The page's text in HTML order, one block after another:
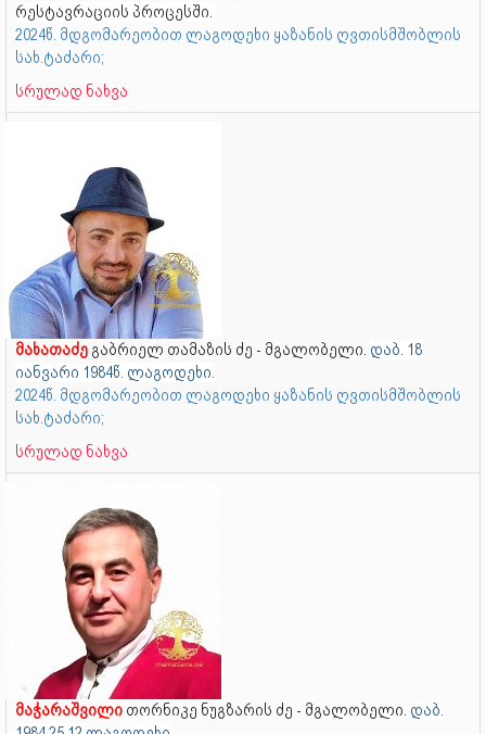
რესტავრაციის პროცესში.
2024წ. მდგომარეობით ლაგოდეხი ყაზანის ღვთისმშობლის
სახ.ტაძარი;
სრულად ნახვა
მახათაძე გაბრიელ თამაზის ძე - მგალობელი. დაბ. 18
იანვარი 1984წ. ლაგოდეხი.
2024წ. მდგომარეობით ლაგოდეხი ყაზანის ღვთისმშობლის
სახ.ტაძარი;
სრულად ნახვა
მაჭარაშვილი თორნიკე ნუგზარის ძე - მგალობელი. დაბ.